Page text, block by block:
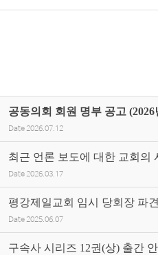
공동의회 회원 명부 공고
Date 2026.07.12
최근 언론 보도에 대한 교회의
Date 2026.03.17
평강제일교회 임시 당회장 파
Date 2025.06.07
구속사 시리즈 12권(상) 출간